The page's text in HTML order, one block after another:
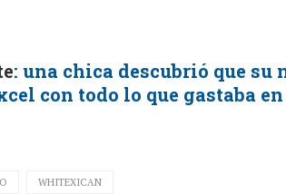
: una chica descubrió que su
con todo lo que gastaba
WHITEXICAN